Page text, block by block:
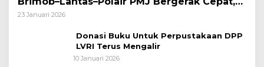
Polri Siagakan 128.247 Personel Secara
23 Januari 2026
Donasi Buku Untuk Perpustakaan DPP
LVRI Terus Mengalir
10 Januari 2026